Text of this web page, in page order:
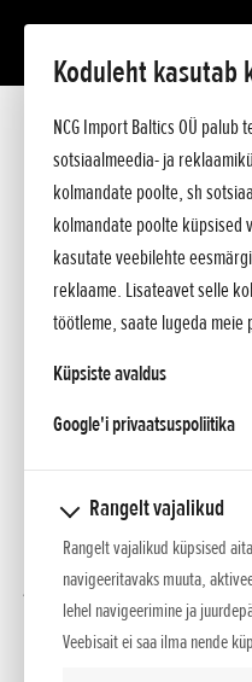
Koduleht kasutab
NCG Import Baltics OÜ palub
sotsiaalmeedia- ja
kolmandate poolte, sh
kolmandate poolte küpsised
kasutate veebilehte
reklaame. Lisateavet selle
töötleme, saate lugeda meie
Küpsiste avaldus
Google'i privaatsuspoliitika
Rangelt vajalikud
Rangelt vajalikud küpsised
navigeeritavaks muuta,
lehel navigeerimine ja
Veebisait ei saa ilma nende
Lisatud 08.09.2025
Toni Bou
kuningas“ ei
Ühendkuningriigis peetud
järjekordse
maailmameistrivõistluste
sise- ja 19 välistriali tiitlit.